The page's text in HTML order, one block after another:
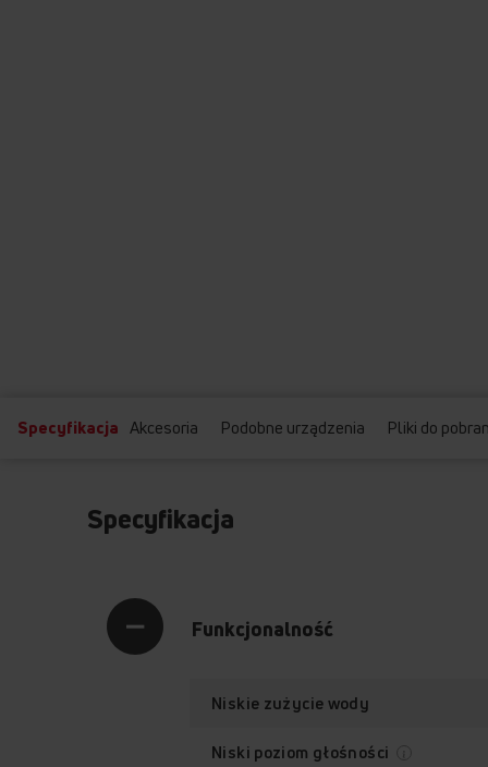
Specyfikacja Akcesoria Podobne urządzenia Pliki do
Specyfikacja
Funkcjonalność
Niskie zużycie wody
Niski poziom głośności